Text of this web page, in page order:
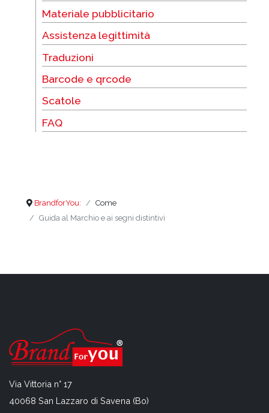
Materiale pubblicitario
Assistenza legittimità
Traduzioni
Barcode e qrcode
Scatole
FAQ
BrandforYou:
Come
Guida al Marchio e ai segni distintivi
Via Vittoria n° 17
40068 San Lazzaro di Savena (Bo)